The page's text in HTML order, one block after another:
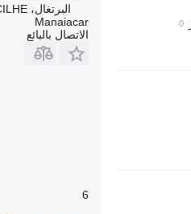
البرتغال، ARGONCILHE
Manaiacar
الاتصال بالبائع
6